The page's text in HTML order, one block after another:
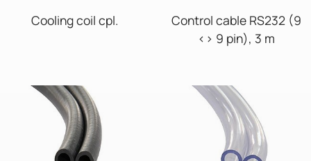
Cooling coil cpl.
Control cable RS232 (9
<> 9 pin), 3 m